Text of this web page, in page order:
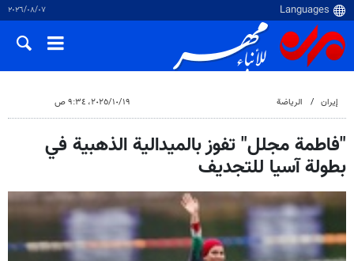
٠٧‏/٠٨‏/٢٠٢٦
إيران الرياضة ١٩‏/١٠‏/٢٠٢٥، ٩:٣٤ ص
"فاطمة مجلل" تفوز بالميدالية الذهبية في
بطولة آسيا للتجديف